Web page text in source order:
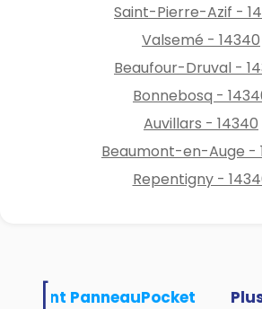
Saint-Pierre-Azif -
Valsemé - 14340
Beaufour-Druval -
Bonnebosq -
Auvillars - 14340
Beaumont-en-Auge -
Repentigny -
PanneauPocket